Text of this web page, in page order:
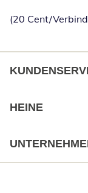
(20 Cent/
HEINE